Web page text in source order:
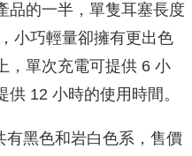
品的一半，單隻耳塞長度
小巧輕量卻擁有更出色
，單次充電可提供 6 小
12 小時的使用時間。
黑色和岩白色系，售價